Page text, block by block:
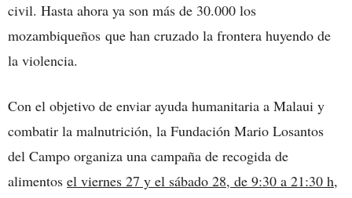
civil. Hasta ahora ya son más de 30.000 los
mozambiqueños que han cruzado la frontera huyendo de
la violencia.
Con el objetivo de enviar ayuda humanitaria a Malaui y
combatir la malnutrición, la Fundación Mario Losantos
del Campo organiza una campaña de recogida de
alimentos el viernes 27 y el sábado 28, de 9:30 a 21:30 h,